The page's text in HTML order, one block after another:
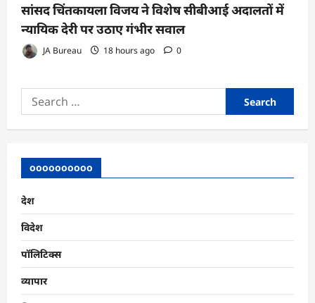
सांसद चिंतकायला विजय ने विशेष सीबीआई अदालतों में
न्यायिक देरी पर उठाए गंभीर सवाल
JA Bureau 18 hours ago 0
Search
for:
oooooooooo
देश
विदेश
पॉलिटिक्स
व्यापार